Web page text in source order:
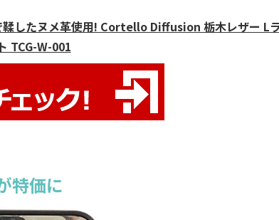
したヌメ革使用! Cortello Diffusion 栃木レザー L
TCG-W-001
特価に